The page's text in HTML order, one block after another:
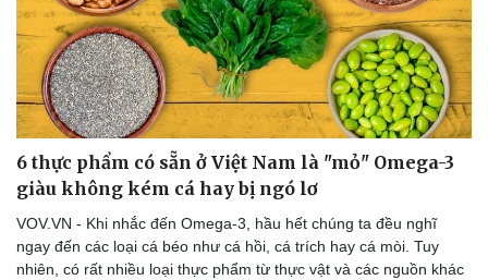
6 thực phẩm có sẵn ở Việt Nam là "mỏ" Omega-3
giàu không kém cá hay bị ngó lơ
VOV.VN - Khi nhắc đến Omega-3, hầu hết chúng ta đều nghĩ
ngay đến các loại cá béo như cá hồi, cá trích hay cá mòi. Tuy
nhiên, có rất nhiều loại thực phẩm từ thực vật và các nguồn khác